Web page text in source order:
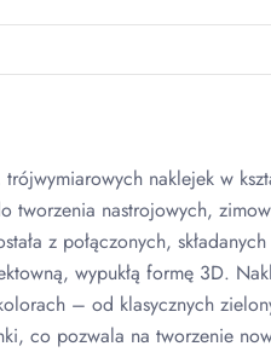
naklejek w
tworzenia nastrojowych,
z połączonych,
wypukłą formę 3D.
– od klasycznych
co pozwala na tworzenie